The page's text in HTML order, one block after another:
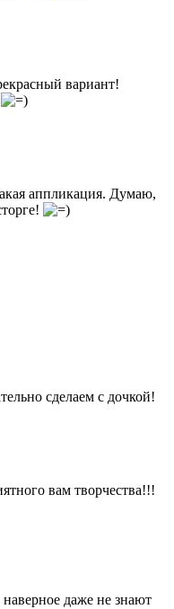
вариант!
аппликация. Думаю,
сделаем с дочкой!
вам творчества!!!
даже не знают